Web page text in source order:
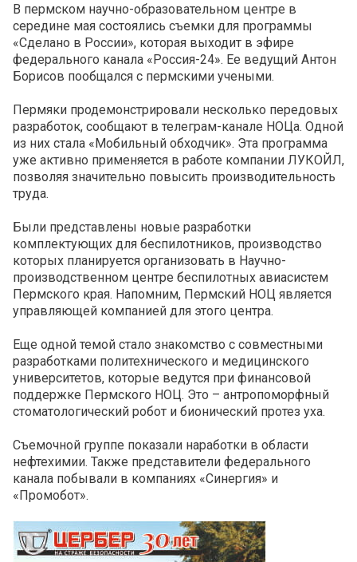
В пермском научно-образовательном центре в
середине мая состоялись съемки для программы
«Сделано в России», которая выходит в эфире
федерального канала «Россия-24». Ее ведущий Антон
Борисов пообщался с пермскими учеными.
Пермяки продемонстрировали несколько передовых
разработок, сообщают в телеграм-канале НОЦа. Одной
из них стала «Мобильный обходчик». Эта программа
уже активно применяется в работе компании ЛУКОЙЛ,
позволяя значительно повысить производительность
труда.
Были представлены новые разработки
комплектующих для беспилотников, производство
которых планируется организовать в Научно-
производственном центре беспилотных авиасистем
Пермского края. Напомним, Пермский НОЦ является
управляющей компанией для этого центра.
Еще одной темой стало знакомство с совместными
разработками политехнического и медицинского
университетов, которые ведутся при финансовой
поддержке Пермского НОЦ. Это – антропоморфный
стоматологический робот и бионический протез уха.
Съемочной группе показали наработки в области
нефтехимии. Также представители федерального
канала побывали в компаниях «Синергия» и
«Промобот».